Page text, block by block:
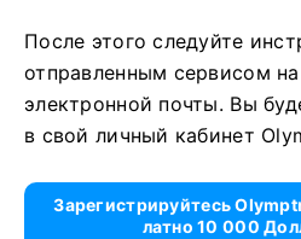
После этого следуйте
отправленным сервисом
электронной почты. Вы
в свой личный кабинет
Зарегистрируйтесь
Латно 10 000